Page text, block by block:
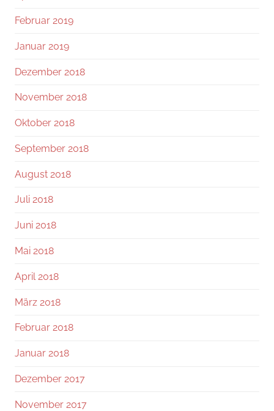
Februar 2019
Januar 2019
Dezember 2018
November 2018
Oktober 2018
September 2018
August 2018
Juli 2018
Juni 2018
Mai 2018
April 2018
März 2018
Februar 2018
Januar 2018
Dezember 2017
November 2017